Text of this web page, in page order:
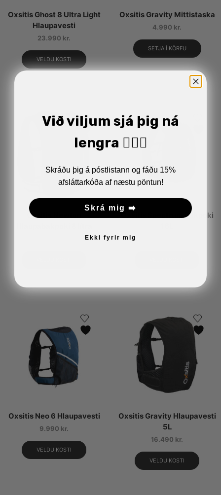
Oxsitis Ghost 8 Ultra Light
Hlaupavesti
23.990 kr.
VELDU KOSTI
Oxsitis Gravity Mittistaska
4.990 kr.
SETJA Í KÖRFU
Oxsitis Newton
Oxsitis Spectrum Bakpoki
Oxsitis Neo 6 Hlaupavesti
9.990 kr.
VELDU KOSTI
Oxsitis Gravity Hlaupavesti
5L
16.490 kr.
VELDU KOSTI
Við viljum sjá þig ná
lengra 🏋🏼‍♂️
Skráðu þig á póstlistann og fáðu 15%
afsláttarkóða af næstu pöntun!
Skrá mig ➡️
Ekki fyrir mig